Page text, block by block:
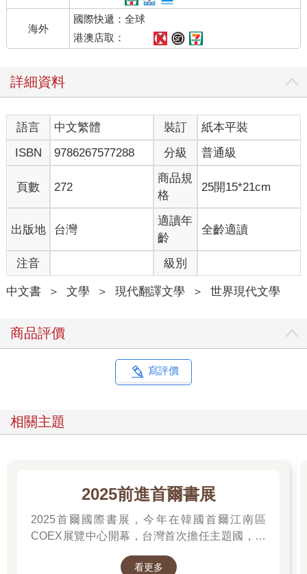
大家深夜回營，一回去馬上倒在床上，只想好好睡一覺。卡欽斯
基說得對，要是能多睡一點，戰爭就沒那麼可怕。在前線根本沒
辦法好好休息，而且要這樣撐十四天實在痛苦。
到了中午才有人從營房爬出來。半小時後，大家拿著餐具圍在野
的：身高矮小的亞伯特．克洛普。他頭腦清楚，所以只是個二等
兵；穆勒隨身帶著課本，幻想著退伍後要回學校考期末考，還有
辦法在隆隆炮聲中背誦物理定律；勒爾滿臉絡腮鬍，特別喜歡軍
妓院裡的女孩，他堅稱裡頭的女孩都奉命穿著絲質上衣，而且接
待上尉階級以上的客人前還得泡澡；排第四的是我，保羅・鮑
莫。我們四個都十九歲，上戰場前是同班同學。
排在後面的是我們的朋友，提亞登。提亞登體型瘦小，是一名鎖
匠，和我們同齡，是全連最會吃的。坐下來吃飯之前，他看起來
纖細清瘦，吃完飯再站起來卻肥得像隻懷孕的臭蟲；海伊．威斯
特胡斯跟我們同齡，是個挖煤炭的，他有辦法把軍用裸麥麵包輕
鬆握在手裡，然後問大家：猜猜看這個拳頭裡面是什麼；迪特林
是農夫，整天只想著自己的農舍和老婆；最後是斯坦尼斯勞斯．
卡欽斯基，他是我們這夥人的老大，四十歲，性格頑強、聰明、
機智，臉色土黃、雙眼湛藍、圓肩駝背，對於砲彈的煙硝、美食
還有輕鬆的工作總是特別敏銳。
因為軍隊廚房的那個傢伙還呆呆站在那裡。
卡欽斯基終於忍不住：「可以開始分菜了啦，海因里希！豆子都
海因里希帶著睡意搖搖頭：「要等大家都到齊。」
提亞登苦笑說：「都到齊了。」
「他們不用你操心了！要不是躺在野戰醫院，就是埋在亂葬岡
了。」
提亞登靈機一動，老鼠般的尖臉亮了起來，眼睛狡詐地瞇成一條
線，雙頰也陣陣抽動。他湊上前問：「所以，你那邊應該也有一
百五十人份的麵包吧？」
下士心不在焉，茫然點點頭。
海外
國際快遞：全球
港澳店取：
詳細資料
語言 中文繁體 裝訂
紙本平裝
ISBN
9786267577288 分級 普通級
頁數 272
商品規
格
25開15*21cm
出版地 台灣
適讀年
齡
全齡適讀
注音 級別
中文書 ＞ 文學 ＞ 現代翻譯文學 ＞ 世界現代文學
商品評價
寫評價
相關主題
2025前進首爾書展
2025首爾國際書展，今年在韓國首爾江南區
COEX展覽中心開幕，台灣首次擔任主題國，有
他們的作品，並共享參展喜悅。
看更多